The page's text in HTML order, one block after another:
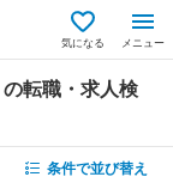
気になる メニュー
の転職・求人検
条件で並び替え